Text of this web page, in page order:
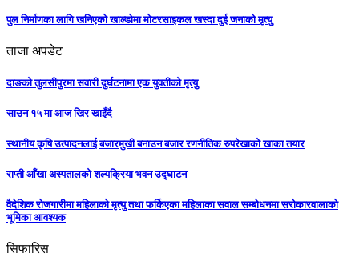
पुल निर्माणका लागि खनिएको खाल्डोमा मोटरसाइकल खस्दा दुई जनाको मृत्यु
ताजा अपडेट
दाङको तुलसीपुरमा सवारी दुर्घटनामा एक युवतीको मृत्यु
साउन १५ मा आज खिर खाइँदै
स्थानीय कृषि उत्पादनलाई बजारमुखी बनाउन बजार रणनीतिक रुपरेखाको खाका तयार
राप्ती आँखा अस्पतालको शल्यक्रिया भवन उद्घाटन
वैदेशिक रोजगारीमा महिलाको मृत्यु तथा फर्किएका महिलाका सवाल सम्बोधनमा सरोकारवालाको
भूमिका आवश्यक
सिफारिस